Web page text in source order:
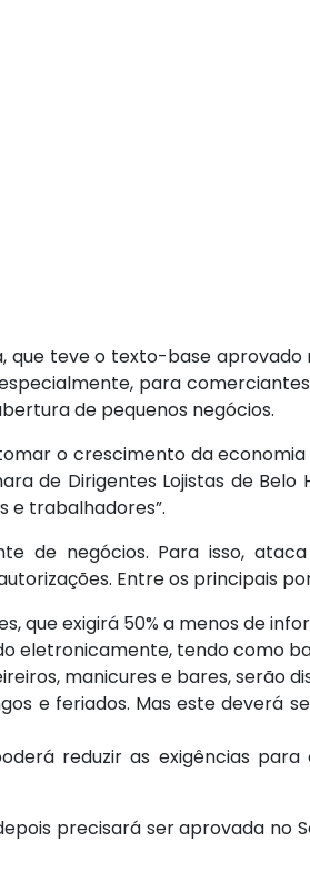
que teve o texto-base
para
de pequenos negócios.
o crescimento da
de Dirigentes Lojistas de Belo
e trabalhadores”.
de negócios. Para isso,
Entre os principais
que exigirá 50% a menos de
eletronicamente, tendo como
manicures e bares, serão
e feriados. Mas este deverá
reduzir as exigências
precisará ser aprovada